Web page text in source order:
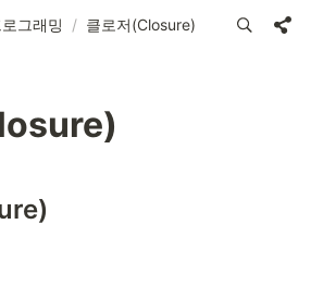
그래밍 / 클로저(Closure)